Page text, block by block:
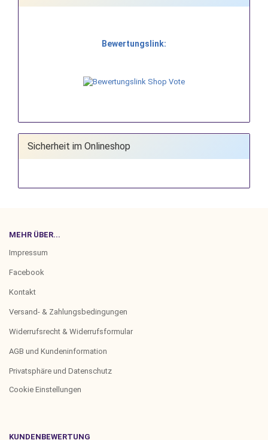
Bewertungslink:
Sicherheit im Onlineshop
MEHR ÜBER...
Impressum
Facebook
Kontakt
Versand- & Zahlungsbedingungen
Widerrufsrecht & Widerrufsformular
AGB und Kundeninformation
Privatsphäre und Datenschutz
Cookie Einstellungen
KUNDENBEWERTUNG